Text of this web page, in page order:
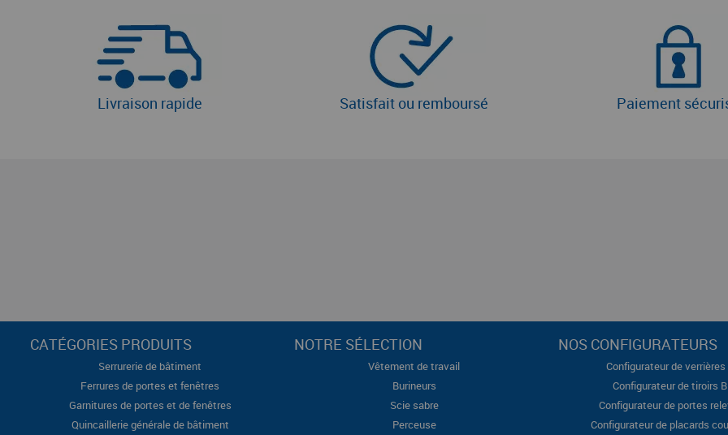
Livraison rapide Satisfait ou remboursé Paiement
CATÉGORIES PRODUITS
Serrurerie de bâtiment
Ferrures de portes et fenêtres
Garnitures de portes et de fenêtres
Quincaillerie générale de bâtiment
NOTRE SÉLECTION
Vêtement de travail
Burineurs
Scie sabre
Perceuse
NOS CONFIGURATEURS
Configurateur de
Configurateur de tiroirs
Configurateur de portes
Configurateur de placards